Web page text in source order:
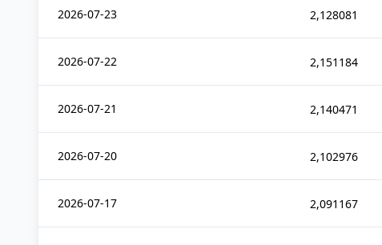
2026-07-23 2,128081
2026-07-22 2,151184
2026-07-21 2,140471
2026-07-20 2,102976
2026-07-17 2,091167